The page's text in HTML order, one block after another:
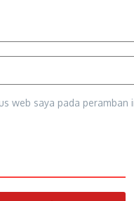
web saya pada